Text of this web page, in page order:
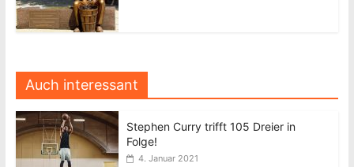
Auch interessant
Stephen Curry trifft 105 Dreier in
Folge!
4. Januar 2021